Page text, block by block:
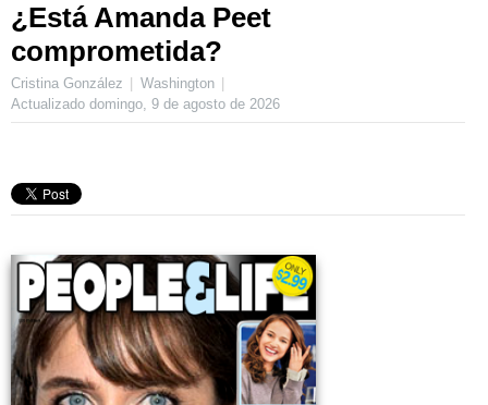
¿Está Amanda Peet
comprometida?
Cristina González
Washington
Actualizado domingo, 9 de agosto de 2026